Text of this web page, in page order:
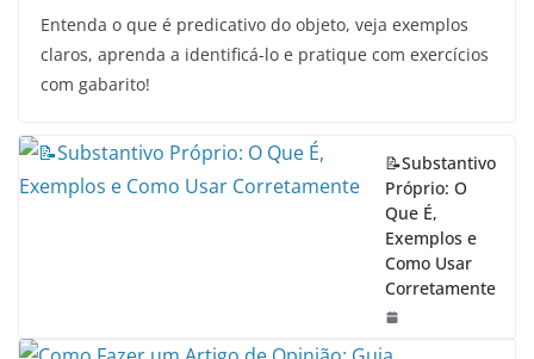
Entenda o que é predicativo do objeto, veja exemplos
claros, aprenda a identificá-lo e pratique com exercícios
com gabarito!
📝Substantivo
Próprio: O
Que É,
Exemplos e
Como Usar
Corretamente